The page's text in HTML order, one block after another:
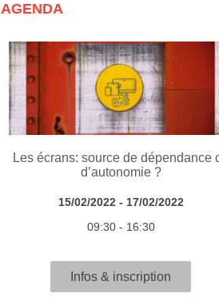
AGENDA
Les écrans: source de dépendance
d’autonomie ?
15/02/2022 - 17/02/2022
09:30 - 16:30
Infos & inscription